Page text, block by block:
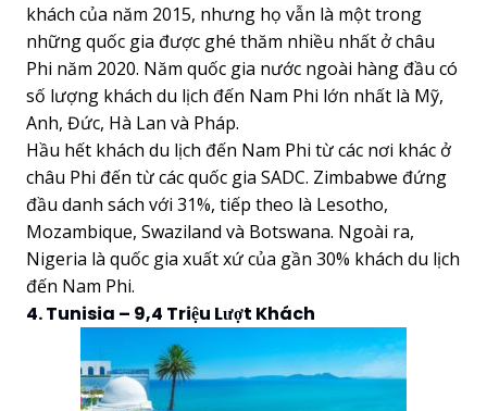
khách của năm 2015, nhưng họ vẫn là một trong
những quốc gia được ghé thăm nhiều nhất ở châu
Phi năm 2020. Năm quốc gia nước ngoài hàng đầu có
số lượng khách du lịch đến Nam Phi lớn nhất là Mỹ,
Anh, Đức, Hà Lan và Pháp.
Hầu hết khách du lịch đến Nam Phi từ các nơi khác ở
châu Phi đến từ các quốc gia SADC. Zimbabwe đứng
đầu danh sách với 31%, tiếp theo là Lesotho,
Mozambique, Swaziland và Botswana. Ngoài ra,
Nigeria là quốc gia xuất xứ của gần 30% khách du lịch
đến Nam Phi.
4. Tunisia – 9,4 Triệu Lượt Khách